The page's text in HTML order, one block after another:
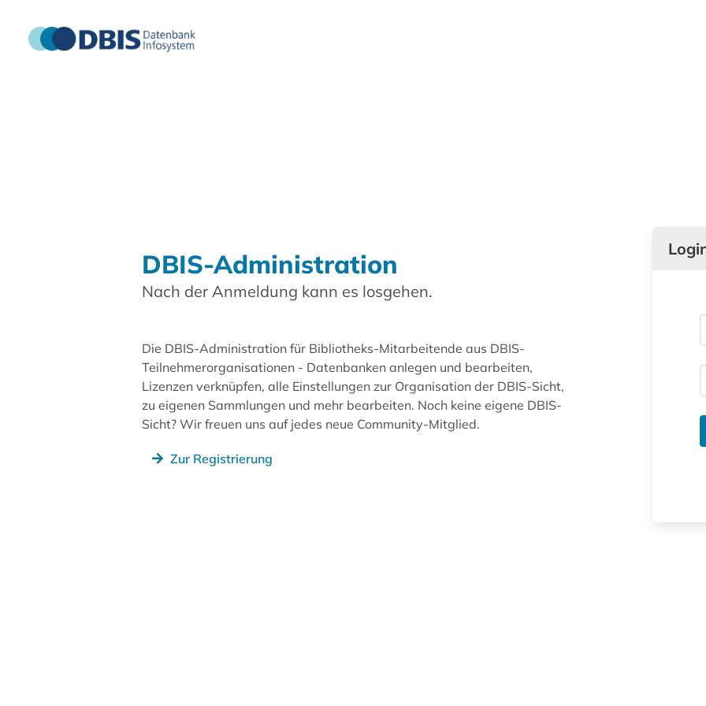
DBIS-Administration
Nach der Anmeldung kann es losgehen.
Die DBIS-Administration für Bibliotheks-Mitarbeitende aus DBIS-
Teilnehmerorganisationen - Datenbanken anlegen und bearbeiten,
Lizenzen verknüpfen, alle Einstellungen zur Organisation der DBIS-Sicht,
zu eigenen Sammlungen und mehr bearbeiten. Noch keine eigene DBIS-
Sicht? Wir freuen uns auf jedes neue Community-Mitglied.
Zur Registrierung